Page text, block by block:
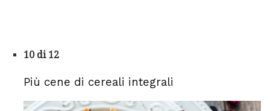
10 di 12
Più cene di cereali integrali